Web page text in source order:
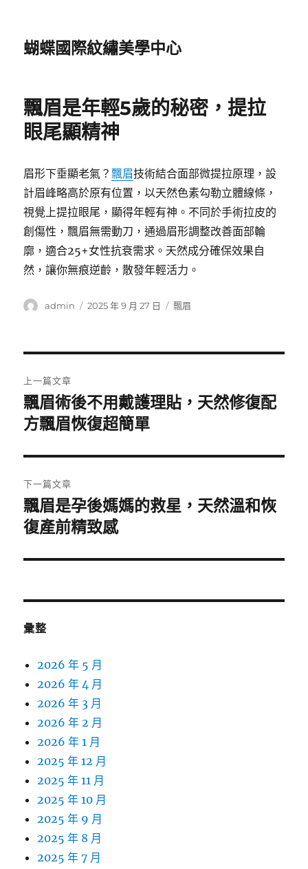
蝴蝶國際紋繡美學中心
飄眉是年輕5歲的秘密，提拉
眼尾顯精神
眉形下垂顯老氣？飄眉技術結合面部微提拉原理，設
計眉峰略高於原有位置，以天然色素勾勒立體線條，
視覺上提拉眼尾，顯得年輕有神。不同於手術拉皮的
創傷性，飄眉無需動刀，通過眉形調整改善面部輪
廓，適合25+女性抗衰需求。天然成分確保效果自
然，讓你無痕逆齡，散發年輕活力。
作
admin
發
2025 年 9 月 27 日
分
飄眉
章
導
覽
上一篇文章
上
一
文
章:
飄眉術後不用戴護理貼，天然修復配
方飄眉恢復超簡單
下一篇文章
下
一
文
飄眉是孕後媽媽的救星，天然溫和恢
復產前精致感
彙整
2026 年 5 月
2026 年 4 月
2026 年 3 月
2026 年 2 月
2026 年 1 月
2025 年 12 月
2025 年 11 月
2025 年 10 月
2025 年 9 月
2025 年 8 月
2025 年 7 月